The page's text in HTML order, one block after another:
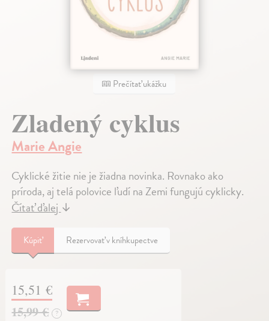
Prečítať ukážku
Zladený cyklus
Marie Angie
Cyklické žitie nie je žiadna novinka. Rovnako ako
príroda, aj telá polovice ľudí na Zemi fungujú cyklicky.
Čítať ďalej↓
Kúpiť Rezervovať v kníhkupectve
15,51 €
15,99 € ?